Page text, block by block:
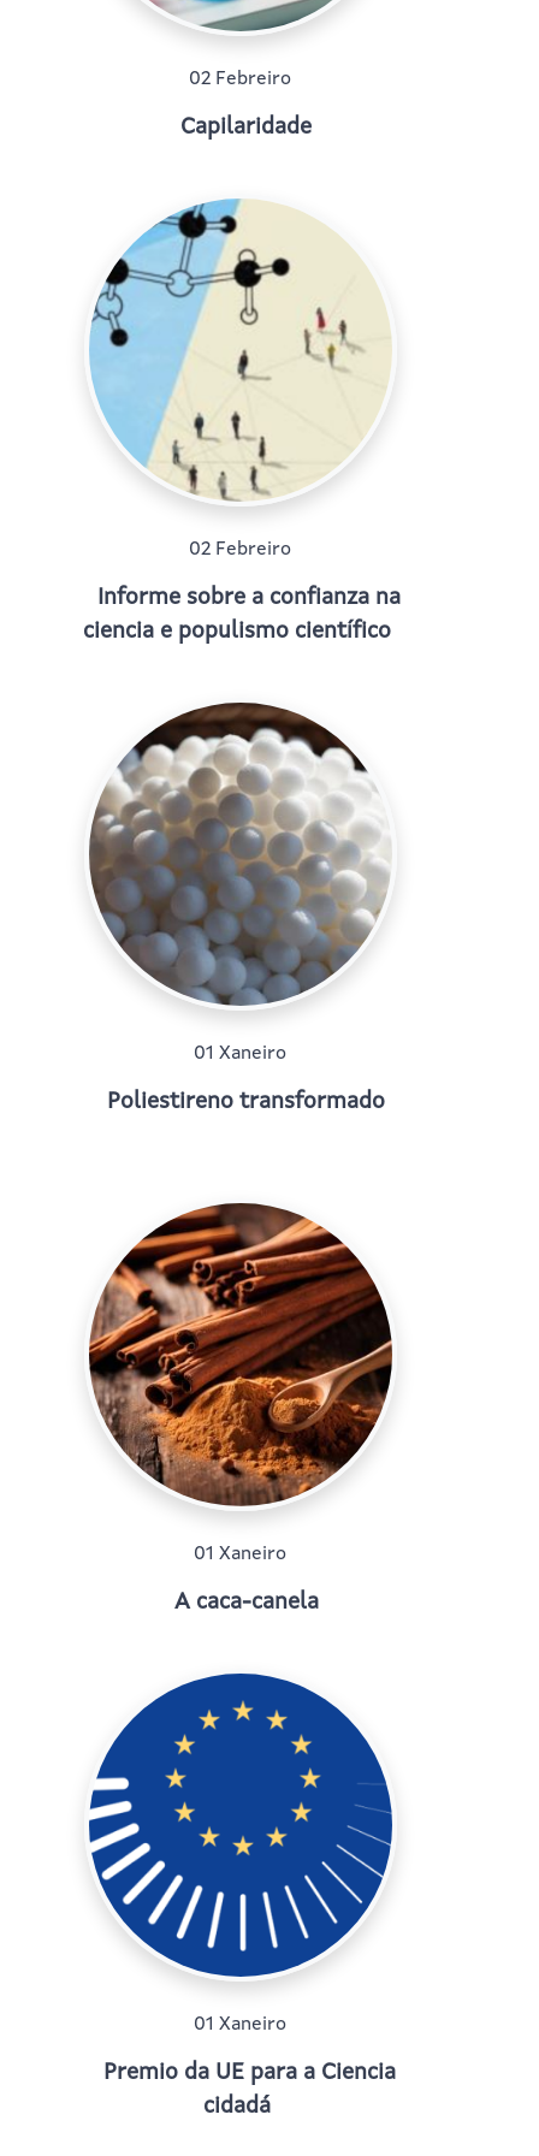
02 Febreiro
Capilaridade
02 Febreiro
Informe sobre a confianza na
ciencia e populismo científico
01 Xaneiro
Poliestireno transformado
01 Xaneiro
A caca-canela
01 Xaneiro
Premio da UE para a Ciencia
cidadá